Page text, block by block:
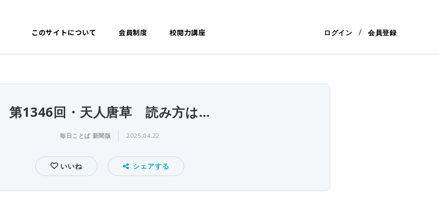
このサイトについて 会員制度 校閲力講座 ログイン 会員登録
第1346回・天人唐草 読み方は…
毎日ことば 新聞版 2025.04.22
いいね シェアする